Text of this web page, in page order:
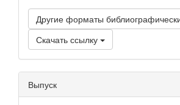
Другие форматы
Скачать ссылку
Выпуск